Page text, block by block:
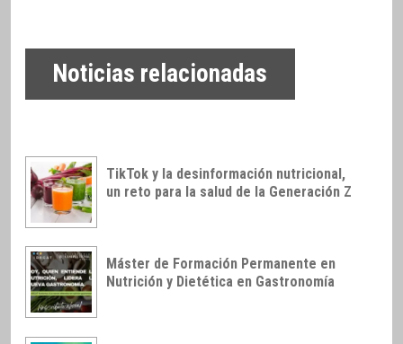
Noticias relacionadas
TikTok y la desinformación nutricional,
un reto para la salud de la Generación Z
Máster de Formación Permanente en
Nutrición y Dietética en Gastronomía